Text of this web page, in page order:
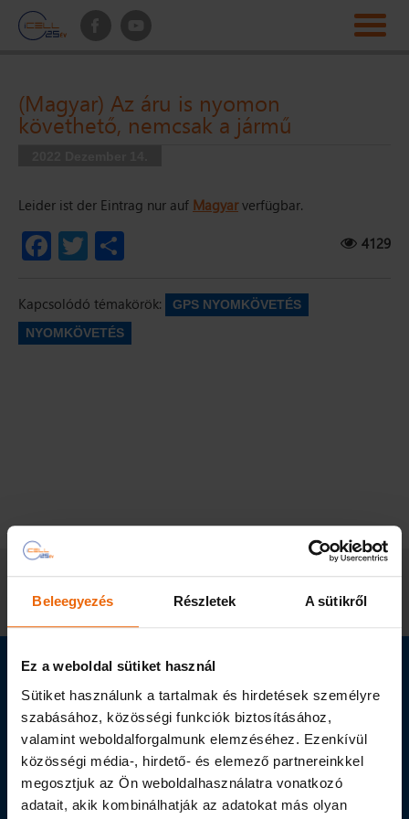
Beleegyezés Részletek A sütikről
Ez a weboldal sütiket használ
Sütiket használunk a tartalmak és hirdetések személyre
szabásához, közösségi funkciók biztosításához,
valamint weboldalforgalmunk elemzéséhez. Ezenkívül
közösségi média-, hirdető- és elemező partnereinkkel
megosztjuk az Ön weboldalhasználatra vonatkozó
adatait, akik kombinálhatják az adatokat más olyan
(Magyar) Az áru is nyomon
követhető, nemcsak a jármű
Leider ist der Eintrag nur auf Magyarverfügbar.
FacebookTwitter 4129
Kapcsolódó témakörök:
GPS NYOMKÖVETÉS
NYOMKÖVETÉS
(Magyar) Azonnal csökken az üzemanyag fogyasztás az
Haben Sie Fragen? Wir rufen Sie zurück!